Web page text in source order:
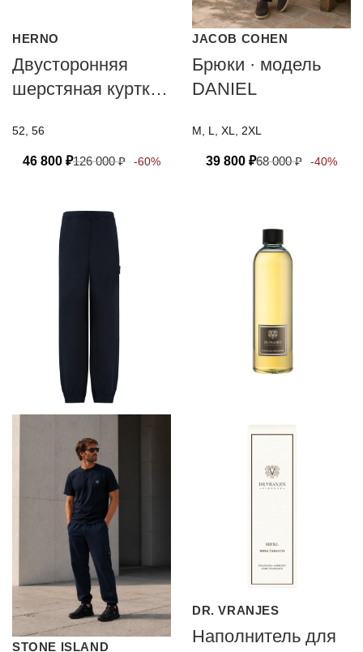
HERNO
Двусторонняя
шерстяная куртка
52, 56
46 800 ₽126 000₽ -60%
JACOB COHEN
Брюки · модель
DANIEL
M, L, XL, 2XL
39 800 ₽68 000₽ -40%
STONE ISLAND
DR. VRANJES
Наполнитель для